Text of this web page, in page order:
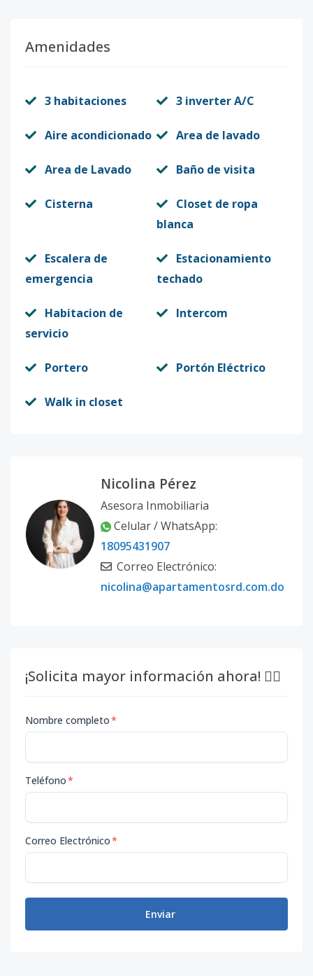
Amenidades
3 habitaciones 3 inverter A/C
Aire acondicionado Area de lavado
Area de Lavado Baño de visita
Cisterna
Closet de ropa
blanca
Escalera de
emergencia
Estacionamiento
techado
Habitacion de
servicio
Intercom
Portero Portón Eléctrico
Walk in closet
Nicolina Pérez
Asesora Inmobiliaria
Celular / WhatsApp:
18095431907
Correo Electrónico:
nicolina@apartamentosrd.com.do
¡Solicita mayor información ahora! 👇🏽
Nombre completo*
Teléfono*
Correo Electrónico*
Enviar